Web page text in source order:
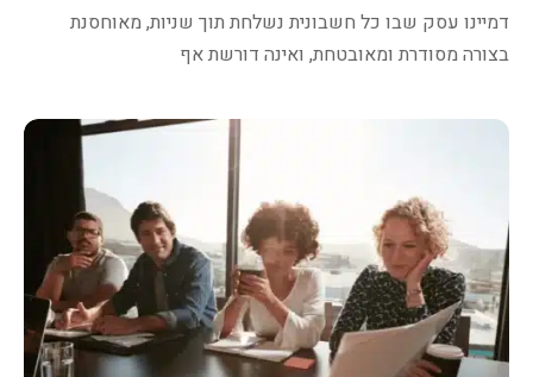
דמיינו עסק שבו כל חשבונית נשלחת תוך שניות, מאוחסנת
בצורה מסודרת ומאובטחת, ואינה דורשת אף